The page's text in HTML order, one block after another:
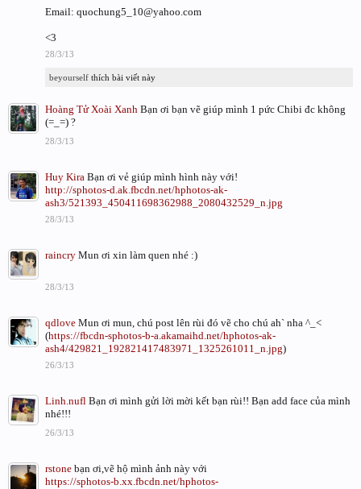
Email: quochung5_10@yahoo.com
<3
28/3/13
beyourself thích bài viết này
Hoàng Tử Xoài Xanh Bạn ơi bạn vẽ giúp mình 1 pức Chibi đc không
(=_=) ?
28/3/13
Huy Kira Bạn ơi vẻ giúp mình hình này với!
http://sphotos-d.ak.fbcdn.net/hphotos-ak-
ash3/521393_450411698362988_2080432529_n.jpg
28/3/13
raincry Mun ơi xin làm quen nhé :)
28/3/13
qdlove Mun ơi mun, chú post lên rùi đó vẽ cho chú ah` nha ^_<
(https://fbcdn-sphotos-b-a.akamaihd.net/hphotos-ak-
ash4/429821_192821417483971_1325261011_n.jpg)
26/3/13
Linh.nufl Bạn ơi mình gửi lời mời kết bạn rùi!! Bạn add face của mình
nhé!!!
26/3/13
rstone bạn ơi,vẽ hộ mình ảnh này với
https://sphotos-b.xx.fbcdn.net/hphotos-